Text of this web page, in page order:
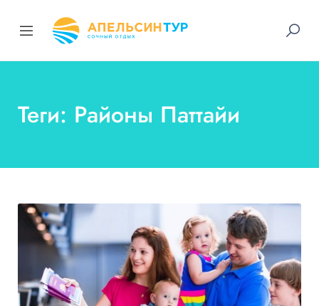
Теги: Районы Паттайи